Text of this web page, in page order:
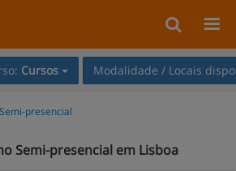
Cursos Modalidade / Locais
Semi-presencial
Semi-presencial em Lisboa